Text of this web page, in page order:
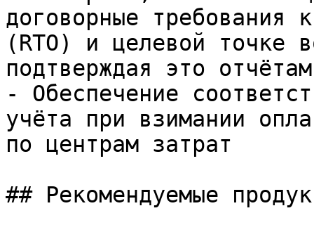
договорные требования
(RTO) и целевой точке
подтверждая это
- Обеспечение
учёта при взимании
по центрам затрат
## Рекомендуемые